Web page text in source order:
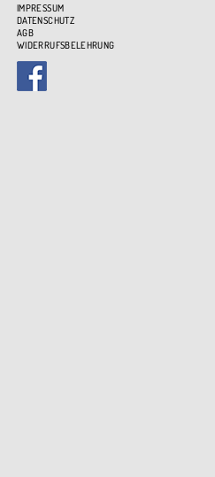
IMPRESSUM
DATENSCHUTZ
AGB
WIDERRUFSBELEHRUNG